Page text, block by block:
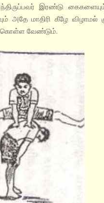
இரண்டு
அதே மாதிரி கீழே
கொள்ள வேண்டும்.